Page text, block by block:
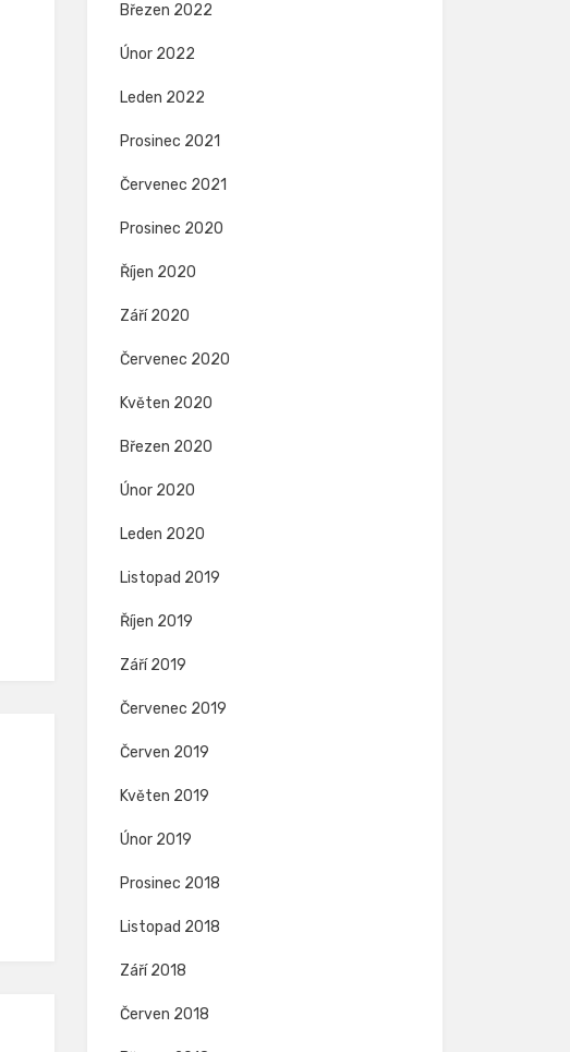
Březen 2022
Únor 2022
Leden 2022
Prosinec 2021
Červenec 2021
Prosinec 2020
Říjen 2020
Září 2020
Červenec 2020
Květen 2020
Březen 2020
Únor 2020
Leden 2020
Listopad 2019
Říjen 2019
Září 2019
Červenec 2019
Červen 2019
Květen 2019
Únor 2019
Prosinec 2018
Listopad 2018
Září 2018
Červen 2018